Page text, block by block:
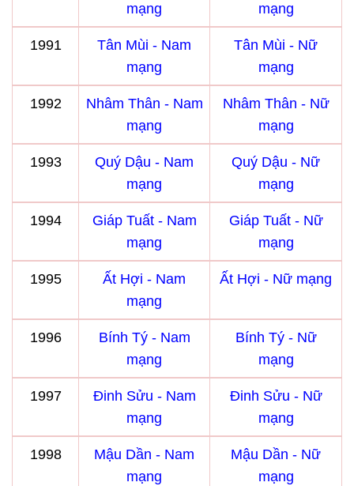
mạng
mạng
1991
Tân Mùi - Nam
mạng
Tân Mùi - Nữ
mạng
1992
Nhâm Thân - Nam
mạng
Nhâm Thân - Nữ
mạng
1993
Quý Dậu - Nam
mạng
Quý Dậu - Nữ
mạng
1994
Giáp Tuất - Nam
mạng
Giáp Tuất - Nữ
mạng
1995
Ất Hợi - Nam
mạng
Ất Hợi - Nữ mạng
1996
Bính Tý - Nam
mạng
Bính Tý - Nữ
mạng
1997
Đinh Sửu - Nam
mạng
Đinh Sửu - Nữ
mạng
1998
Mậu Dần - Nam
mạng
Mậu Dần - Nữ
mạng